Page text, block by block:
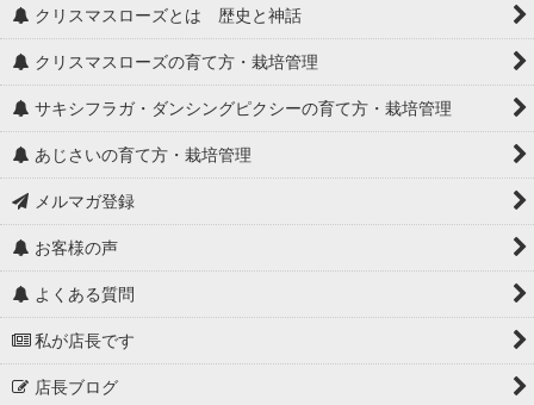
クリスマスローズとは 歴史と神話
クリスマスローズの育て方・栽培管理
サキシフラガ・ダンシングピクシーの育て方・栽培管理
あじさいの育て方・栽培管理
メルマガ登録
お客様の声
よくある質問
私が店長です
店長ブログ